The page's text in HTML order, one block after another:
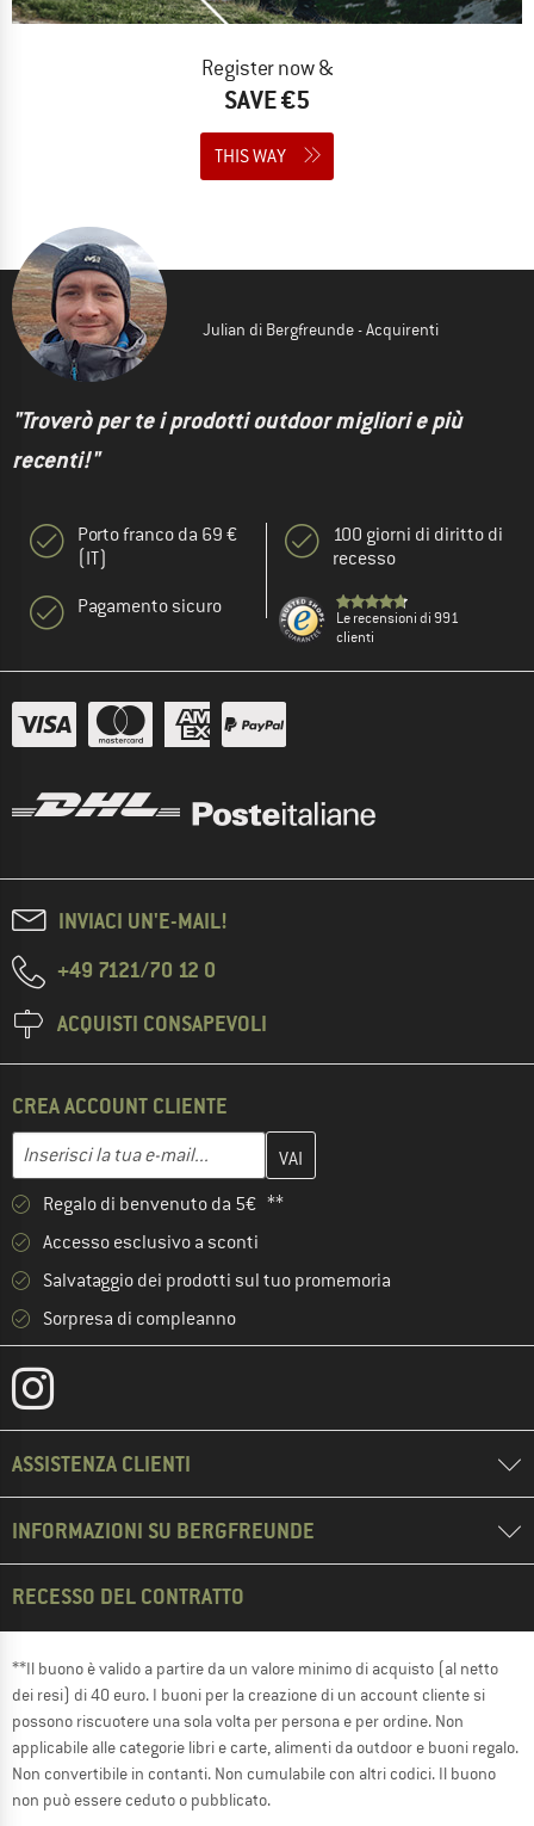
Register now &
SAVE €5
THIS WAY
Julian di Bergfreunde - Acquirenti
"Troverò per te i prodotti outdoor migliori e più
recenti!"
Porto franco da 69 €
(IT)
Pagamento sicuro
100 giorni di diritto di
recesso
Le recensioni di 991
clienti
INVIACI UN'E-MAIL!
+49 7121/70 12 0
ACQUISTI CONSAPEVOLI
CREA ACCOUNT CLIENTE
Indirizzo e-mail
Inserisci qui il tuo indirizzo e-mail e crea il tuo account cliente
Regalo di benvenuto da 5€ **
Accesso esclusivo a sconti
Salvataggio dei prodotti sul tuo promemoria
Sorpresa di compleanno
ASSISTENZA CLIENTI
INFORMAZIONI SU BERGFREUNDE
RECESSO DEL CONTRATTO
**Il buono è valido a partire da un valore minimo di acquisto (al netto
dei resi) di 40 euro. I buoni per la creazione di un account cliente si
possono riscuotere una sola volta per persona e per ordine. Non
applicabile alle categorie libri e carte, alimenti da outdoor e buoni regalo.
Non convertibile in contanti. Non cumulabile con altri codici. Il buono
non può essere ceduto o pubblicato.